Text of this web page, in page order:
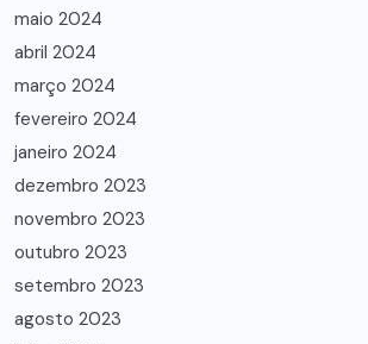
maio 2024
abril 2024
março 2024
fevereiro 2024
janeiro 2024
dezembro 2023
novembro 2023
outubro 2023
setembro 2023
agosto 2023